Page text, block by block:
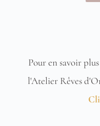
Pour en savoir